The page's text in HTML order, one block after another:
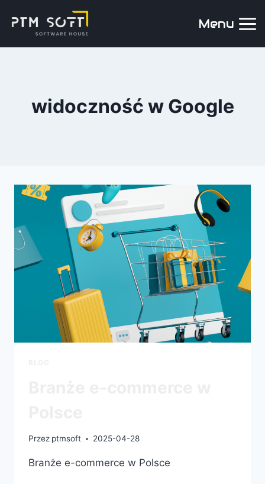
Menu
widoczność w Google
Przez ptmsoft 2025-04-28
Branże e-commerce w Polsce